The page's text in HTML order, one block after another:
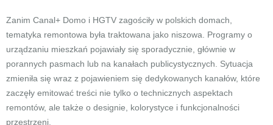
Zanim Canal+ Domo i HGTV zagościły w polskich domach,
tematyka remontowa była traktowana jako niszowa. Programy o
urządzaniu mieszkań pojawiały się sporadycznie, głównie w
porannych pasmach lub na kanałach publicystycznych. Sytuacja
zmieniła się wraz z pojawieniem się dedykowanych kanałów, które
zaczęły emitować treści nie tylko o technicznych aspektach
remontów, ale także o designie, kolorystyce i funkcjonalności
przestrzeni.